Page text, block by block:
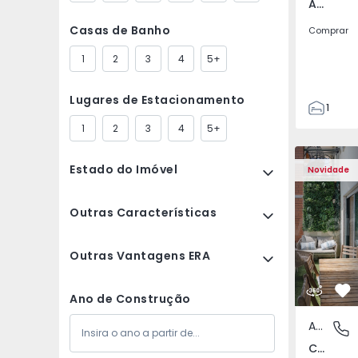
Casas de Banho
1 2 3 4 5+
Lugares de Estacionamento
1 2 3 4 5+
Estado do Imóvel
Outras Características
Outras Vantagens ERA
Ano de Construção
Arcozelo, Porto
Comprar
1
73
81
1
2
Novidade
Apartamento T3
Apartamento
Carnaxide e Queijas, Lisboa